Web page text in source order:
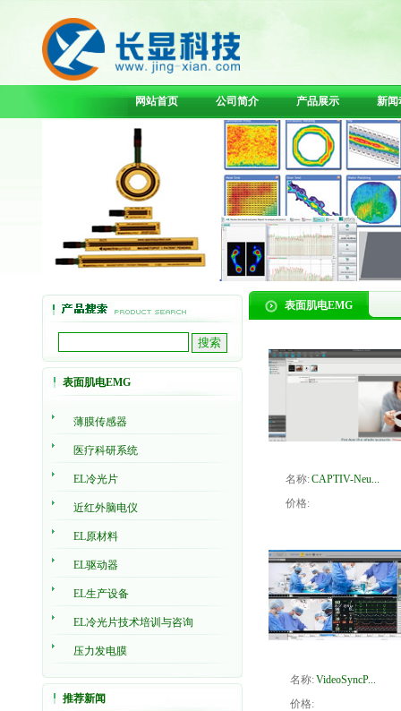
网站首页 公司简介 产品展示 新闻
表面肌电EMG
薄膜传感器
医疗科研系统
EL冷光片
近红外脑电仪
EL原材料
EL驱动器
EL生产设备
EL冷光片技术培训与咨询
压力发电膜
推荐新闻
表面肌电EMG
名称:CAPTIV-Neu...
价格:
名称:VideoSyncP...
价格: